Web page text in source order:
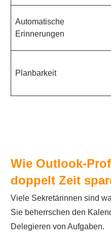
Automatische
Erinnerungen
Planbarkeit
Wie Outlook-
doppelt Zeit
Viele Sekretärinnen sind
Sie beherrschen den
Delegieren von Aufgaben.